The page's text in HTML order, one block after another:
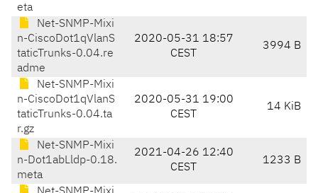
eta
Net-SNMP-Mixi
n-CiscoDot1qVlanS
taticTrunks-0.04.re
adme
2020-05-31 18:57
CEST
3994 B
Net-SNMP-Mixi
n-CiscoDot1qVlanS
taticTrunks-0.04.ta
r.gz
2020-05-31 19:00
CEST
14 KiB
Net-SNMP-Mixi
n-Dot1abLldp-0.18.
meta
2021-04-26 12:40
CEST
1233 B